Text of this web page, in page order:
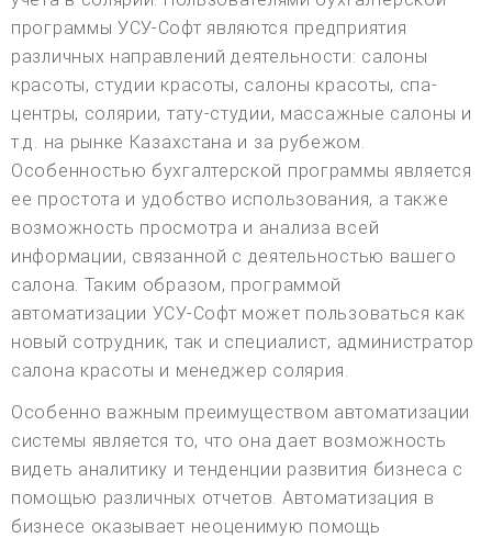
программы УСУ-Софт являются предприятия
различных направлений деятельности: салоны
красоты, студии красоты, салоны красоты, спа-
центры, солярии, тату-студии, массажные салоны и
т.д. на рынке Казахстана и за рубежом.
Особенностью бухгалтерской программы является
ее простота и удобство использования, а также
возможность просмотра и анализа всей
информации, связанной с деятельностью вашего
салона. Таким образом, программой
автоматизации УСУ-Софт может пользоваться как
новый сотрудник, так и специалист, администратор
салона красоты и менеджер солярия.
Особенно важным преимуществом автоматизации
системы является то, что она дает возможность
видеть аналитику и тенденции развития бизнеса с
помощью различных отчетов. Автоматизация в
бизнесе оказывает неоценимую помощь